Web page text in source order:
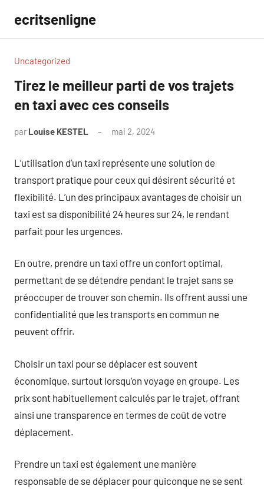
contenu
ecritsenligne
Uncategorized
Tirez le meilleur parti de vos trajets
en taxi avec ces conseils
par Louise KESTEL mai 2, 2024
L’utilisation d’un taxi représente une solution de
transport pratique pour ceux qui désirent sécurité et
flexibilité. L’un des principaux avantages de choisir un
taxi est sa disponibilité 24 heures sur 24, le rendant
parfait pour les urgences.
En outre, prendre un taxi offre un confort optimal,
permettant de se détendre pendant le trajet sans se
préoccuper de trouver son chemin. Ils offrent aussi une
confidentialité que les transports en commun ne
peuvent offrir.
Choisir un taxi pour se déplacer est souvent
économique, surtout lorsqu’on voyage en groupe. Les
prix sont habituellement calculés par le trajet, offrant
ainsi une transparence en termes de coût de votre
déplacement.
Prendre un taxi est également une manière
responsable de se déplacer pour quiconque ne se sent